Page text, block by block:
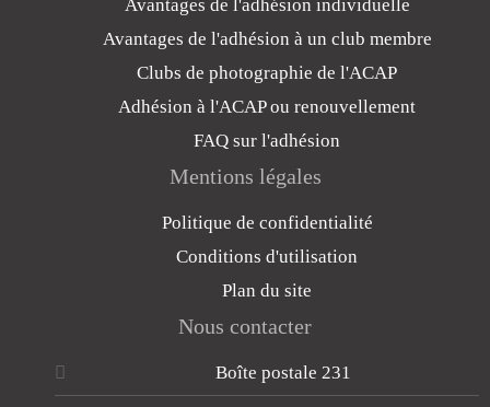
Avantages de l'adhésion individuelle
Avantages de l'adhésion à un club membre
Clubs de photographie de l'ACAP
Adhésion à l'ACAP ou renouvellement
FAQ sur l'adhésion
Mentions légales
Politique de confidentialité
Conditions d'utilisation
Plan du site
Nous contacter
Boîte postale 231